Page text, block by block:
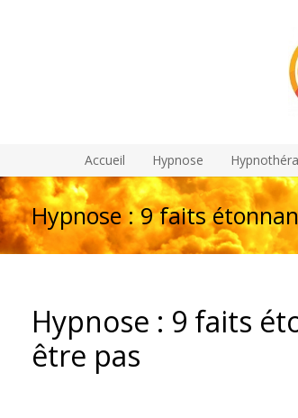
Accueil Hypnose
Hypnose : 9 faits
Hypnose : 9 faits
être pas